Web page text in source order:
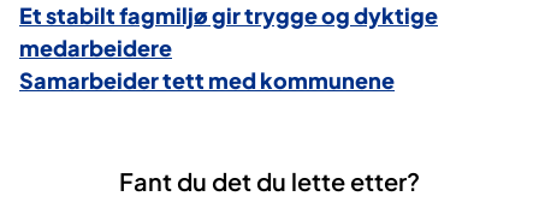
Et stabilt fagmiljø gir trygge og dyktige
medarbeidere
Samarbeider tett med kommunene
Fant du det du lette etter?